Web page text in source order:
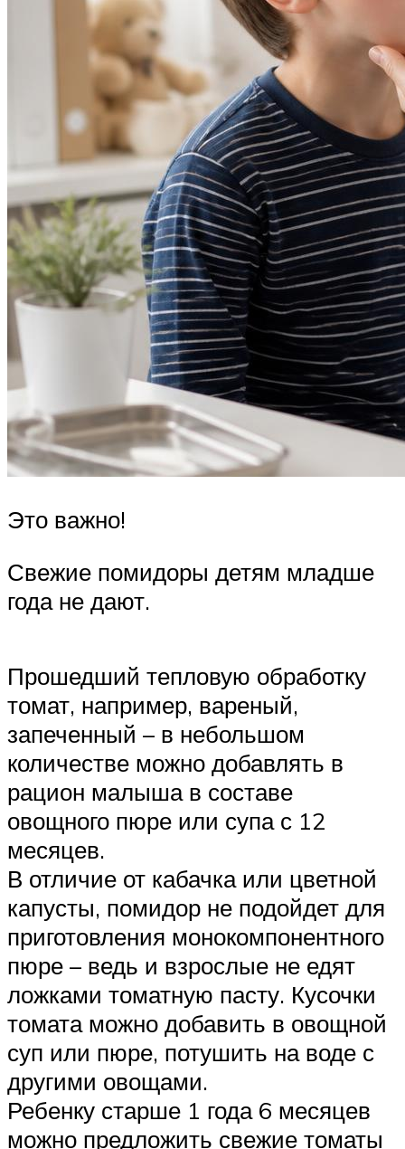
Это важно!
Свежие помидоры детям младше
года не дают.
Прошедший тепловую обработку
томат, например, вареный,
запеченный – в небольшом
количестве можно добавлять в
рацион малыша в составе
овощного пюре или супа с 12
месяцев.
В отличие от кабачка или цветной
капусты, помидор не подойдет для
приготовления монокомпонентного
пюре – ведь и взрослые не едят
ложками томатную пасту. Кусочки
томата можно добавить в овощной
суп или пюре, потушить на воде с
другими овощами.
Ребенку старше 1 года 6 месяцев
можно предложить свежие томаты